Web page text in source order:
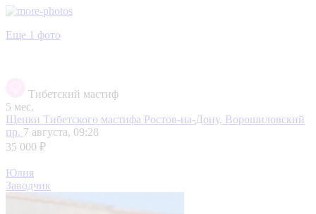
Еще 1 фото
Тибетский мастиф
5 мес.
Щенки Тибетского мастифа Ростов-на-Дону, Ворошиловский
пр. 7 августа, 09:28
35 000 ₽
Юлия
Заводчик